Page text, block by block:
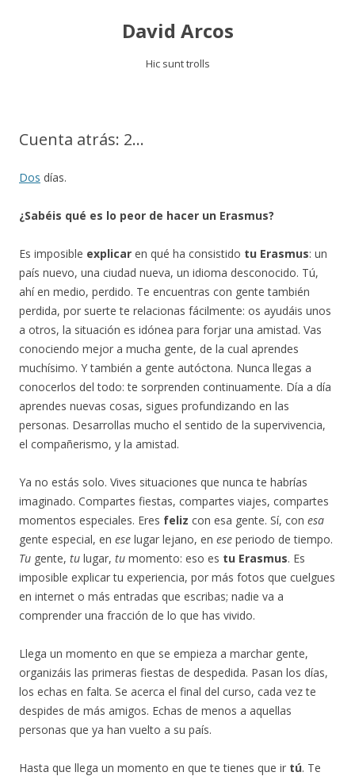
David Arcos
Hic sunt trolls
Cuenta atrás: 2…
Dos días.
¿Sabéis qué es lo peor de hacer un Erasmus?
Es imposible explicar en qué ha consistido tu Erasmus: un
país nuevo, una ciudad nueva, un idioma desconocido. Tú,
ahí en medio, perdido. Te encuentras con gente también
perdida, por suerte te relacionas fácilmente: os ayudáis unos
a otros, la situación es idónea para forjar una amistad. Vas
conociendo mejor a mucha gente, de la cual aprendes
muchísimo. Y también a gente autóctona. Nunca llegas a
conocerlos del todo: te sorprenden continuamente. Día a día
aprendes nuevas cosas, sigues profundizando en las
personas. Desarrollas mucho el sentido de la supervivencia,
el compañerismo, y la amistad.
Ya no estás solo. Vives situaciones que nunca te habrías
imaginado. Compartes fiestas, compartes viajes, compartes
momentos especiales. Eres feliz con esa gente. Sí, con esa
gente especial, en ese lugar lejano, en ese periodo de tiempo.
Tu gente, tu lugar, tu momento: eso es tu Erasmus. Es
imposible explicar tu experiencia, por más fotos que cuelgues
en internet o más entradas que escribas; nadie va a
comprender una fracción de lo que has vivido.
Llega un momento en que se empieza a marchar gente,
organizáis las primeras fiestas de despedida. Pasan los días,
los echas en falta. Se acerca el final del curso, cada vez te
despides de más amigos. Echas de menos a aquellas
personas que ya han vuelto a su país.
Hasta que llega un momento en que te tienes que ir tú. Te